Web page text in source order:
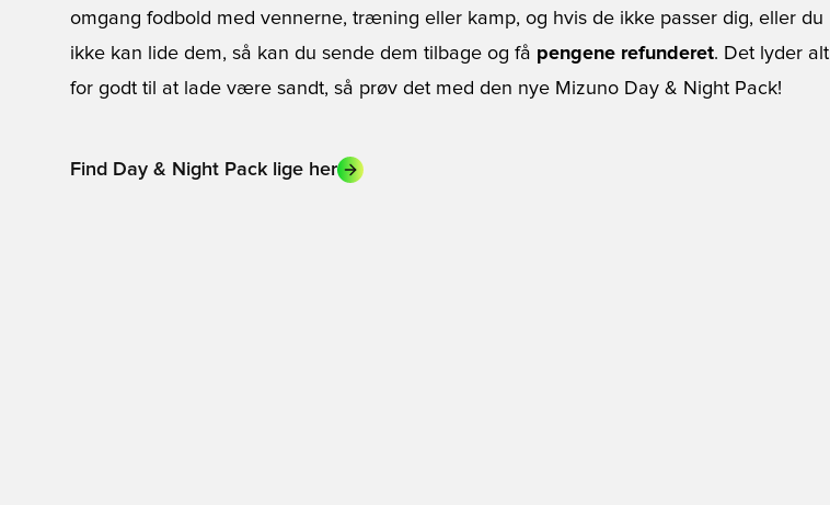
omgang fodbold med vennerne, træning eller kamp, og hvis de ikke passer dig, eller du
ikke kan lide dem, så kan du sende dem tilbage og få pengene refunderet. Det lyder alt
for godt til at lade være sandt, så prøv det med den nye Mizuno Day & Night Pack!
Find Day & Night Pack lige her